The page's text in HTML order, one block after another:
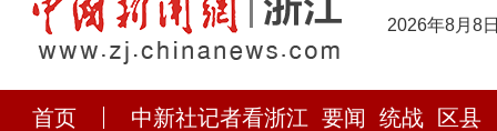
2026年8月8
首页 中新社记者看浙江 要闻 统战
区县